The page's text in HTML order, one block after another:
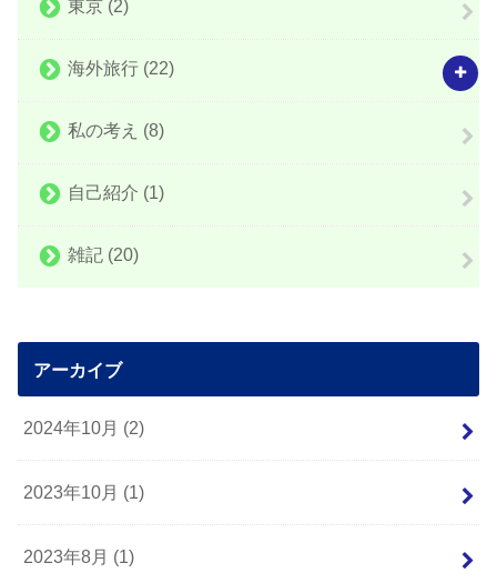
東京 (2)
海外旅行 (22)
私の考え (8)
自己紹介 (1)
雑記 (20)
アーカイブ
2024年10月 (2)
2023年10月 (1)
2023年8月 (1)